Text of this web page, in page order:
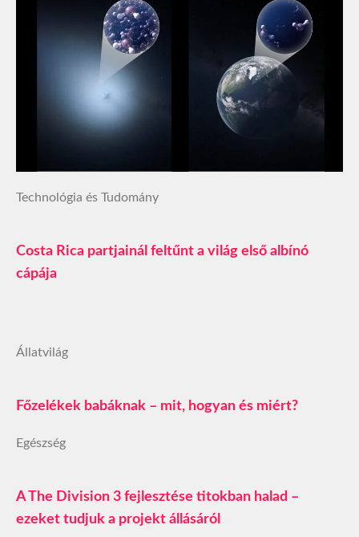
Technológia és Tudomány
Costa Rica partjainál feltűnt a világ első albínó
cápája
Állatvilág
Főzelékek babáknak – mit, hogyan és miért?
Egészség
A The Division 3 fejlesztése titokban halad –
ezeket tudjuk a projekt állásáról